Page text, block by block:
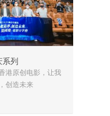
系列
港原创电影，让我
创造未来